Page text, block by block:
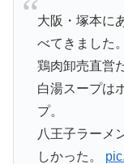
大阪・塚本に
べてきました。
鶏肉卸売直営
白湯スープは
プ。
八王子ラーメ
しかった。